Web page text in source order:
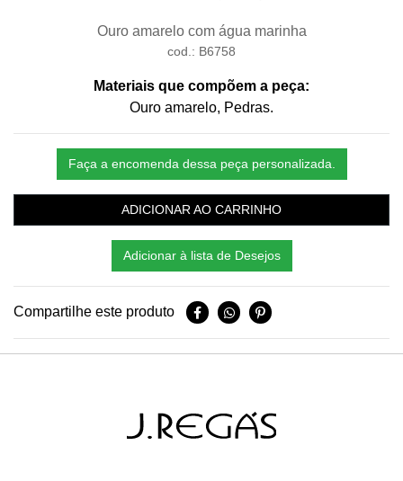
Ouro amarelo com água marinha
cod.: B6758
Materiais que compõem a peça:
Ouro amarelo, Pedras.
Faça a encomenda dessa peça personalizada.
ADICIONAR AO CARRINHO
Adicionar à lista de Desejos
Compartilhe este produto